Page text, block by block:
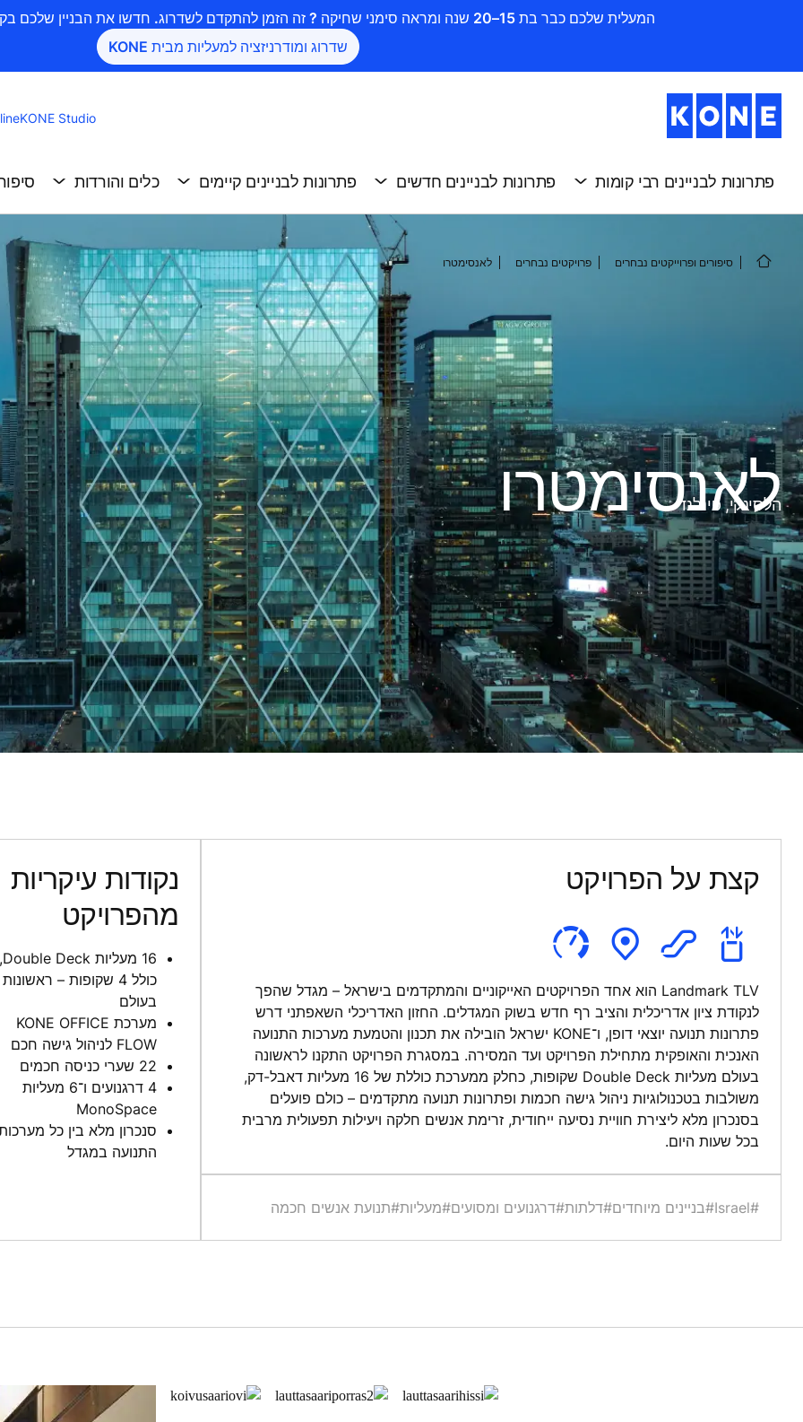
המעלית שלכם כבר בת 15–20 שנה ומראה סימני שחיקה ? זה הזמן להתקדם לשדרוג. חדשו את הבניין שלכם בקלות, במהירות וביעילות עם KONE
שדרוג ומודרניזציה למעליות מבית KONE
KONE Studio
פתרונות לבניינים רבי קומות פתרונות לבניינים חדשים פתרונות לבניינים קיימים כלים והורדות
סיפורים ופרוייקטים נבחרים פרויקטים נבחרים לאנסימטרו
לאנסימטרו
הלסינקי, פינלנד
קצת על הפרויקט
Landmark TLV הוא אחד הפרויקטים האייקוניים והמתקדמים בישראל – מגדל שהפך
לנקודת ציון אדריכלית והציב רף חדש בשוק המגדלים. החזון האדריכלי השאפתני דרש
פתרונות תנועה יוצאי דופן, ו־KONE ישראל הובילה את תכנון והטמעת מערכות התנועה
האנכית והאופקית מתחילת הפרויקט ועד המסירה. במסגרת הפרויקט התקנו לראשונה
בעולם מעליות Double Deck שקופות, כחלק ממערכת כוללת של 16 מעליות דאבל-דק,
משולבות בטכנולוגיות ניהול גישה חכמות ופתרונות תנועה מתקדמים – כולם פועלים
בסנכרון מלא ליצירת חוויית נסיעה ייחודית, זרימת אנשים חלקה ויעילות תפעולית מרבית
בכל שעות היום.
#Israel #בניינים מיוחדים#דלתות#דרגנועים ומסועים#מעליות#תנועת אנשים חכמה
נקודות עיקריות
מהפרויקט
16 מעליות Double Deck,
כולל 4 שקופות – ראשונות
בעולם
מערכת KONE OFFICE
FLOW לניהול גישה חכם
22 שערי כניסה חכמים
4 דרגנועים ו־6 מעליות
MonoSpace
סנכרון מלא בין כל
התנועה במגדל